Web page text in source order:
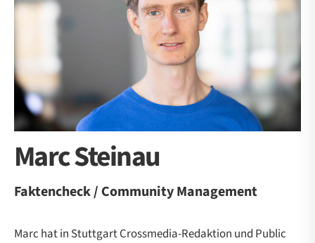
Marc Steinau
Faktencheck / Community Management
Marc hat in Stuttgart Crossmedia-Redaktion und Public